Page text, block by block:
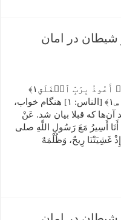
شیطان در امان
قسمت سوم – قرائت معوذتین ﴿قُلۡ أَعُوذُ بِرَبِّ ٱلۡفَلَقِ١﴾
[الفلق: ۱]. و ﴿قُلۡ أَعُوذُ بِرَبِّ ٱلنَّاسِ١﴾ [الناس: ۱] هنگام خواب،
آن‌ها که قبلا بیان شد. عَنْ
أَنَا أَسِیرُ مَعَ رَسُولِ اللَّهِ صلی
إِذْ غَشِیَتْنَا رِیحٌ، وَظُلْمَهٌ